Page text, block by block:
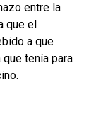
entre la
que el
a que
que tenía para